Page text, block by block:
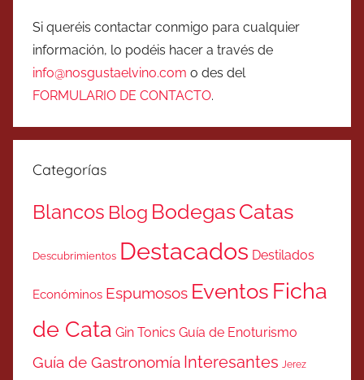
Si queréis contactar conmigo para cualquier
información, lo podéis hacer a través de
info@nosgustaelvino.com o des del
FORMULARIO DE CONTACTO.
Categorías
Blancos Blog BodegasCatas
Descubrimientos Destacados Destilados
Económinos Espumosos Eventos Ficha
de Cata Gin Tonics Guía de Enoturismo
Guía de Gastronomía Interesantes Jerez